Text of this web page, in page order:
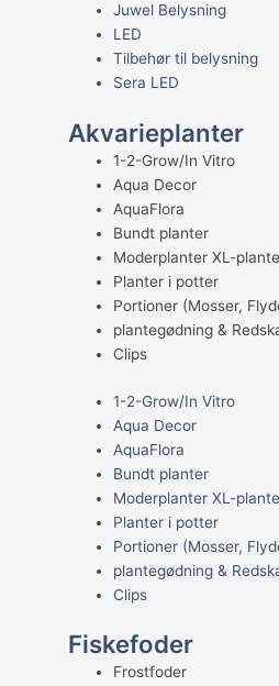
Juwel Belysning
LED
Tilbehør til belysning
Sera LED
Akvarieplanter
1-2-Grow/In Vitro
Aqua Decor
AquaFlora
Bundt planter
Moderplanter XL-
Planter i potter
Portioner (Mosser,
plantegødning &
Clips
1-2-Grow/In Vitro
Aqua Decor
AquaFlora
Bundt planter
Moderplanter XL-
Planter i potter
Portioner (Mosser,
plantegødning &
Clips
Fiskefoder
Frostfoder